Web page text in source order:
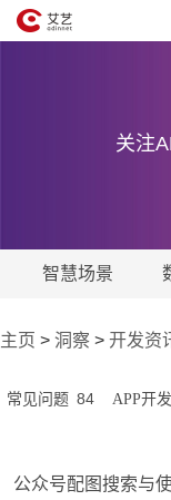
关注
智慧场景
主页 > 洞察 > 开发资
常见问题 84 APP开发
公众号配图搜索与